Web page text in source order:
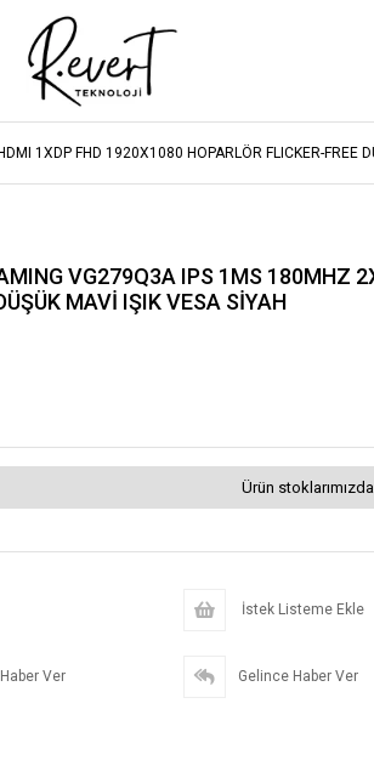
1XDP FHD 1920X1080 HOPARLÖR FLICKER-FREE
VG279Q3A IPS 1MS 180MHZ
MAVİ IŞIK VESA SİYAH
Ürün
İstek Listeme Ekle
Ver Gelince Haber Ver